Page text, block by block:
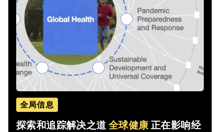
全局信息
探索和追踪解决之道全球健康正在影响经